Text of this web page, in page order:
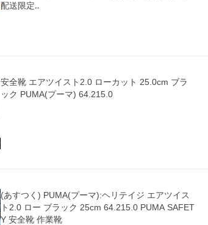
配送限定‥
安全靴 エアツイスト2.0 ローカット 25.0cm ブラ
ック PUMA(プーマ) 64.215.0
(あすつく) PUMA(プーマ):ヘリテイジ エアツイス
ト2.0 ロー ブラック 25cm 64.215.0 PUMA SAFET
Y 安全靴 作業靴